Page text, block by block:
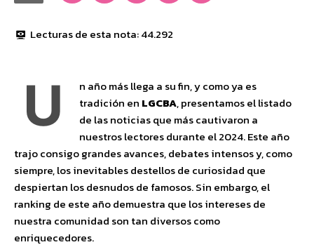
Lecturas de esta nota:44.292
U
n año más llega a su fin, y como ya es
tradición en LGCBA, presentamos el listado
de las noticias que más cautivaron a
nuestros lectores durante el 2024. Este año
trajo consigo grandes avances, debates intensos y, como
siempre, los inevitables destellos de curiosidad que
despiertan los desnudos de famosos. Sin embargo, el
ranking de este año demuestra que los intereses de
nuestra comunidad son tan diversos como
enriquecedores.